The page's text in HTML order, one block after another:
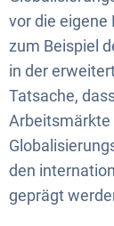
Kommunen
vor die eigene
zum Beispiel
in der
Tatsache,
Arbeitsmärkte
den
geprägt